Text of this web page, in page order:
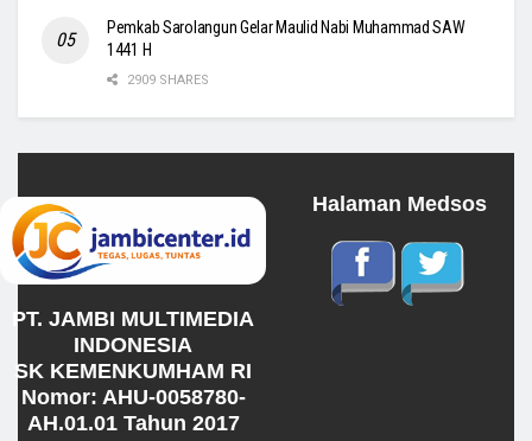
Pemkab Sarolangun Gelar Maulid Nabi Muhammad SAW
1441 H
2909 SHARES
PT. JAMBI MULTIMEDIA
INDONESIA
SK KEMENKUMHAM RI
Nomor: AHU-0058780-
AH.01.01 Tahun 2017
Halaman Medsos